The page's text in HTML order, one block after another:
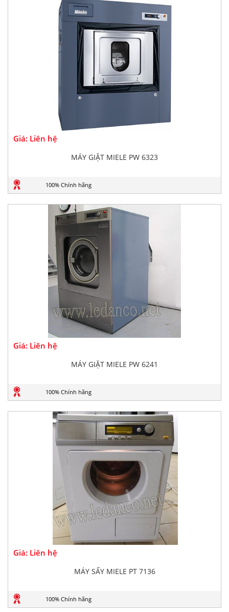
Giá: Liên hệ
MÁY GIẶT MIELE PW 6323
100% Chính hãng
Giá: Liên hệ
MÁY GIẶT MIELE PW 6241
100% Chính hãng
Giá: Liên hệ
MÁY SẤY MIELE PT 7136
100% Chính hãng